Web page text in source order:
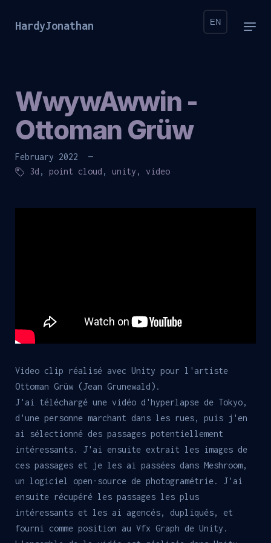
HardyJonathan EN
WwywAwwin -
Ottoman Grüw
February 2022 —
3d , point cloud , unity , video
Video clip réalisé avec Unity pour l'artiste
Ottoman Grüw (Jean Grunewald).
J'ai téléchargé une vidéo d'hyperlapse de Tokyo,
d'une personne marchant dans les rues, puis j'en
ai sélectionné des passages potentiellement
intéressants. J'ai ensuite extrait les images de
ces passages et je les ai passées dans Meshroom,
un logiciel open-source de photogramétrie. J'ai
ensuite récupéré les passages les plus
intéressants et les ai agencés, dupliqués, et
fourni comme position au Vfx Graph de Unity.